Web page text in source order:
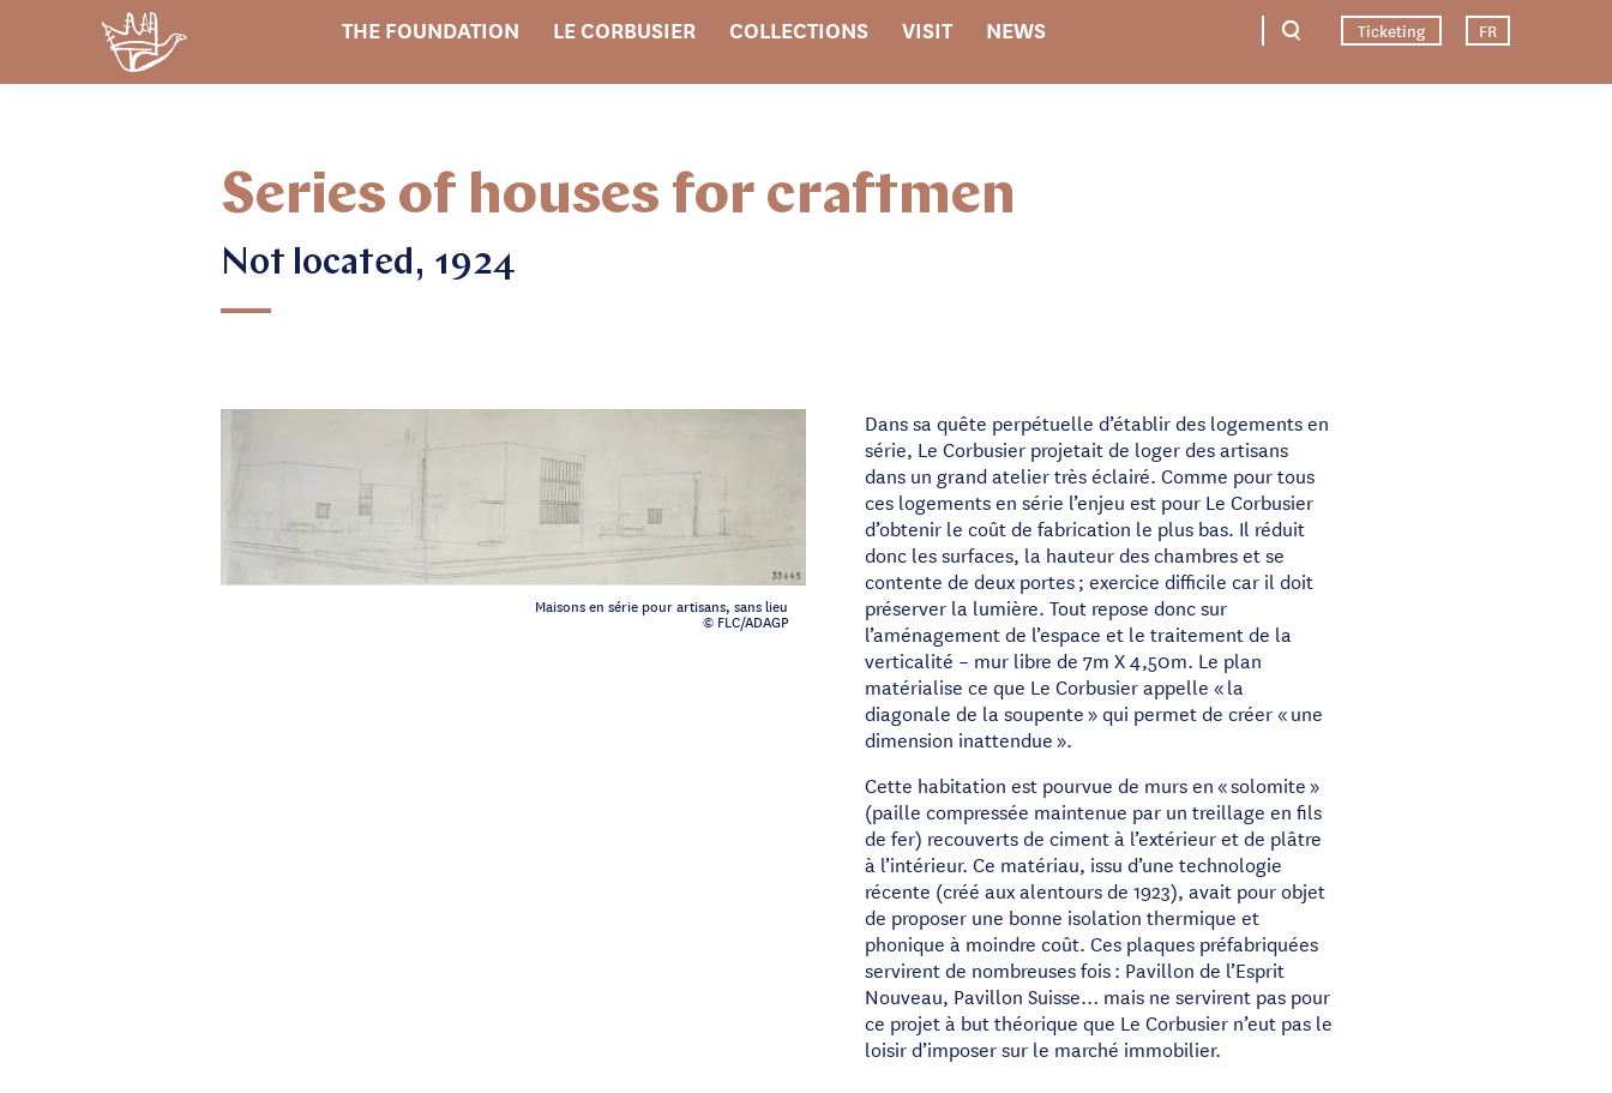
THE FOUNDATION LE CORBUSIER COLLECTIONS VISIT NEWS Ticketing FR
Series of houses for craftmen
Not located, 1924
Maisons en série pour artisans, sans lieu
© FLC/ADAGP
Dans sa quête perpétuelle d’établir des logements en
série, Le Corbusier projetait de loger des artisans
dans un grand atelier très éclairé. Comme pour tous
ces logements en série l’enjeu est pour Le Corbusier
d’obtenir le coût de fabrication le plus bas. Il réduit
donc les surfaces, la hauteur des chambres et se
contente de deux portes ; exercice difficile car il doit
préserver la lumière. Tout repose donc sur
l’aménagement de l’espace et le traitement de la
verticalité – mur libre de 7m X 4,50m. Le plan
matérialise ce que Le Corbusier appelle « la
diagonale de la soupente » qui permet de créer « une
dimension inattendue ».
Cette habitation est pourvue de murs en « solomite »
(paille compressée maintenue par un treillage en fils
de fer) recouverts de ciment à l’extérieur et de plâtre
à l’intérieur. Ce matériau, issu d’une technologie
récente (créé aux alentours de 1923), avait pour objet
de proposer une bonne isolation thermique et
phonique à moindre coût. Ces plaques préfabriquées
servirent de nombreuses fois : Pavillon de l’Esprit
Nouveau, Pavillon Suisse… mais ne servirent pas pour
ce projet à but théorique que Le Corbusier n’eut pas le
loisir d’imposer sur le marché immobilier.